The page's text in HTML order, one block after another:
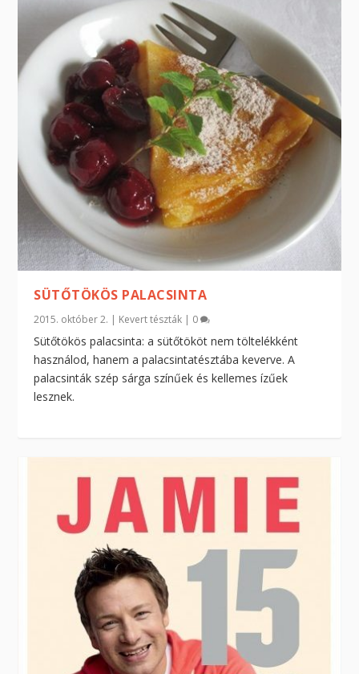
SÜTŐTÖKÖS PALACSINTA
2015. október 2. | Kevert tészták | 0
Sütőtökös palacsinta: a sütőtököt nem töltelékként
használod, hanem a palacsintatésztába keverve. A
palacsinták szép sárga színűek és kellemes ízűek
lesznek.